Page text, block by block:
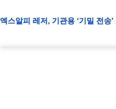
엑스알피 레저, 기관용 ‘기밀 전송